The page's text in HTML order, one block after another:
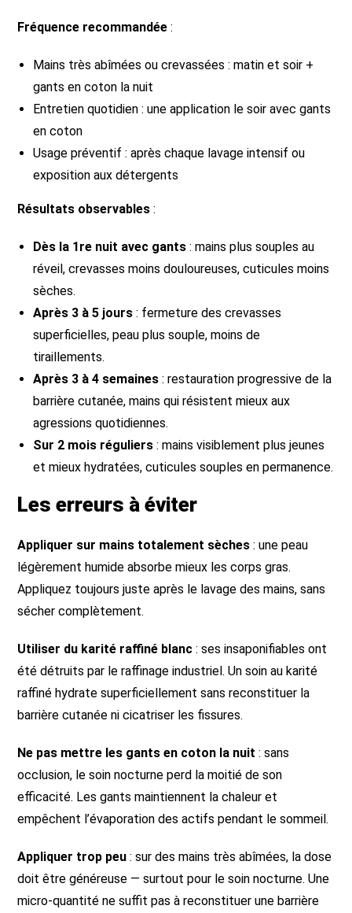
Fréquence recommandée :
Mains très abîmées ou crevassées : matin et soir +
gants en coton la nuit
Entretien quotidien : une application le soir avec gants
en coton
Usage préventif : après chaque lavage intensif ou
exposition aux détergents
Résultats observables :
Dès la 1re nuit avec gants : mains plus souples au
réveil, crevasses moins douloureuses, cuticules moins
sèches.
Après 3 à 5 jours : fermeture des crevasses
superficielles, peau plus souple, moins de
tiraillements.
Après 3 à 4 semaines : restauration progressive de la
barrière cutanée, mains qui résistent mieux aux
agressions quotidiennes.
Sur 2 mois réguliers : mains visiblement plus jeunes
et mieux hydratées, cuticules souples en permanence.
Les erreurs à éviter
Appliquer sur mains totalement sèches : une peau
légèrement humide absorbe mieux les corps gras.
Appliquez toujours juste après le lavage des mains, sans
sécher complètement.
Utiliser du karité raffiné blanc : ses insaponifiables ont
été détruits par le raffinage industriel. Un soin au karité
raffiné hydrate superficiellement sans reconstituer la
barrière cutanée ni cicatriser les fissures.
Ne pas mettre les gants en coton la nuit : sans
occlusion, le soin nocturne perd la moitié de son
efficacité. Les gants maintiennent la chaleur et
empêchent l’évaporation des actifs pendant le sommeil.
Appliquer trop peu : sur des mains très abîmées, la dose
doit être généreuse — surtout pour le soin nocturne. Une
micro-quantité ne suffit pas à reconstituer une barrière